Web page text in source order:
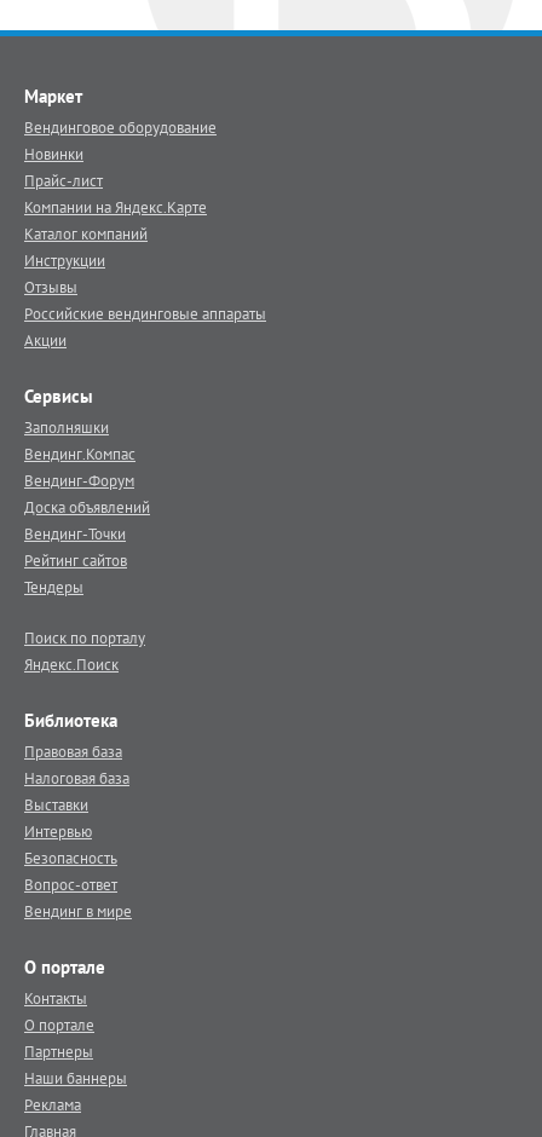
Маркет
Вендинговое оборудование
Новинки
Прайс-лист
Компании на Яндекс.Карте
Каталог компаний
Инструкции
Отзывы
Российские вендинговые аппараты
Акции
Сервисы
Заполняшки
Вендинг.Компас
Вендинг-Форум
Доска объявлений
Вендинг-Точки
Рейтинг сайтов
Тендеры
Поиск по порталу
Яндекс.Поиск
Библиотека
Правовая база
Налоговая база
Выставки
Интервью
Безопасность
Вопрос-ответ
Вендинг в мире
О портале
Контакты
О портале
Партнеры
Наши баннеры
Реклама
Главная